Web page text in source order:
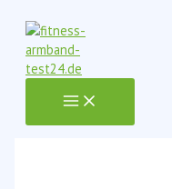
Inhalt
springen